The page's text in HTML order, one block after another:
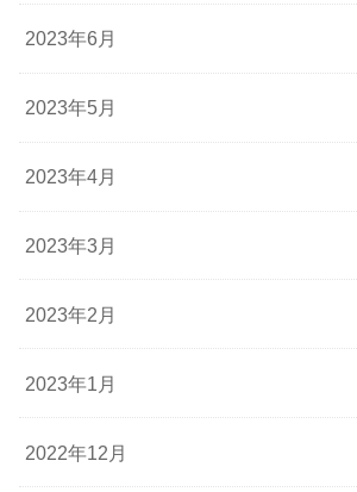
2023年6月
2023年5月
2023年4月
2023年3月
2023年2月
2023年1月
2022年12月